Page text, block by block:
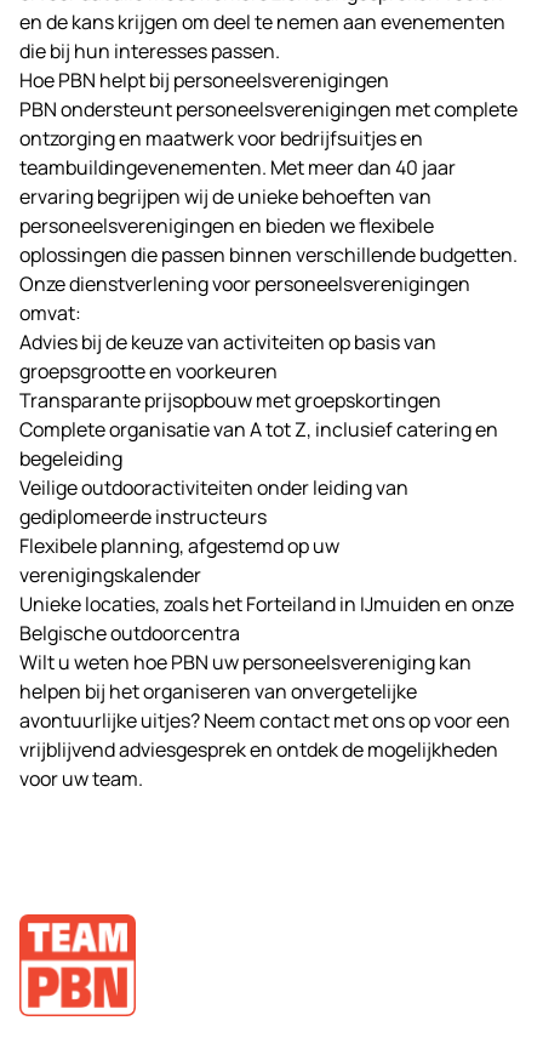
en de kans krijgen om deel te nemen aan evenementen
die bij hun interesses passen.
Hoe PBN helpt bij personeelsverenigingen
PBNondersteunt personeelsverenigingen met complete
ontzorging en maatwerk voor bedrijfsuitjes en
teambuildingevenementen. Met meer dan 40 jaar
ervaring begrijpen wij de unieke behoeften van
personeelsverenigingen en bieden we flexibele
oplossingen die passen binnen verschillende budgetten.
Onze dienstverlening voor personeelsverenigingen
omvat:
Advies bij de keuze van activiteiten op basis van
groepsgrootte en voorkeuren
Transparante prijsopbouw met groepskortingen
Complete organisatie van A tot Z, inclusief catering en
begeleiding
Veilige outdooractiviteiten onder leiding van
gediplomeerde instructeurs
Flexibele planning, afgestemd op uw
verenigingskalender
Unieke locaties, zoals het Forteiland in IJmuiden en onze
Belgische outdoorcentra
Wilt u weten hoe PBN uw personeelsvereniging kan
helpen bij het organiseren van onvergetelijke
avontuurlijke uitjes? Neem contact met ons op voor een
vrijblijvend adviesgesprek en ontdek de mogelijkheden
voor uw team.